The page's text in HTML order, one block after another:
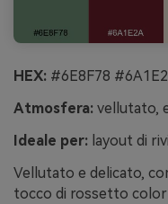
HEX: #6E8F78
Atmosfera: vellutato,
Ideale per: layout di
Vellutato e delicato,
tocco di rossetto color